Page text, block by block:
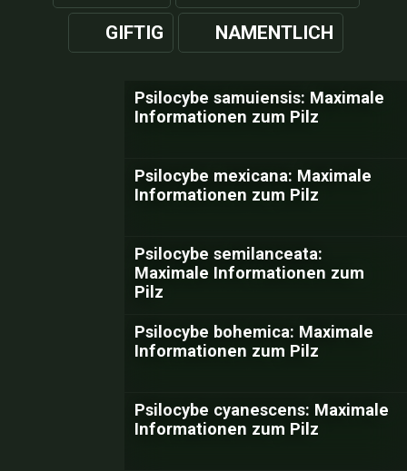
GIFTIG NAMENTLICH
Psilocybe samuiensis: Maximale
Informationen zum Pilz
Psilocybe mexicana: Maximale
Informationen zum Pilz
Psilocybe semilanceata:
Maximale Informationen zum
Pilz
Psilocybe bohemica: Maximale
Informationen zum Pilz
Psilocybe cyanescens: Maximale
Informationen zum Pilz